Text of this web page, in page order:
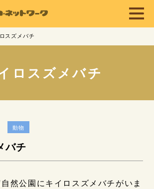
スズメバチ
ロスズメバチ
動物
バチ
然公園にキイロスズメバチがいま